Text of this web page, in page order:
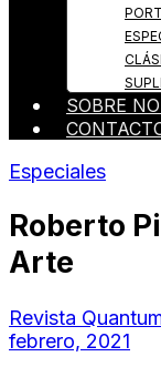
SOBRE
Especiales
Roberto
Arte
Revista
febrero, 2021